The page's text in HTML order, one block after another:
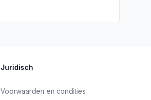
Juridisch
Voorwaarden en condities